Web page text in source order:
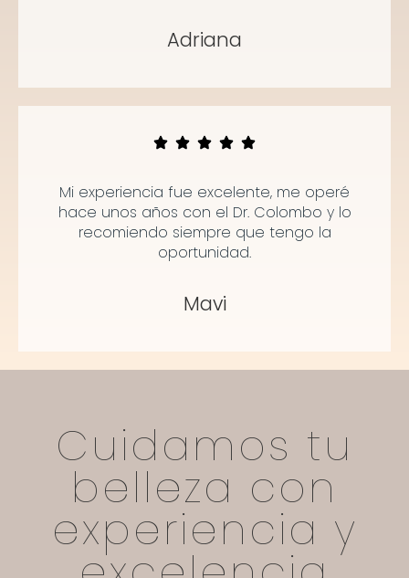
Adriana
Mi experiencia fue excelente, me operé
hace unos años con el Dr. Colombo y lo
recomiendo siempre que tengo la
oportunidad.
Mavi
Cuidamos tu
belleza con
experiencia y